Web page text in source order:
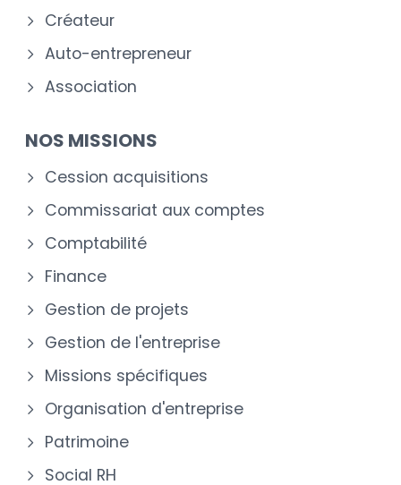
Créateur
Auto-entrepreneur
Association
NOS MISSIONS
Cession acquisitions
Commissariat aux comptes
Comptabilité
Finance
Gestion de projets
Gestion de l'entreprise
Missions spécifiques
Organisation d'entreprise
Patrimoine
Social RH